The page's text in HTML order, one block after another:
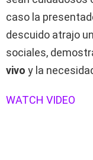
caso la
descuido atrajo
sociales,
vivo y la
WATCH VIDEO